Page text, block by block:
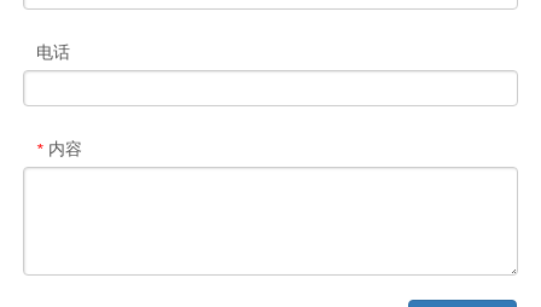
电话
* 内容